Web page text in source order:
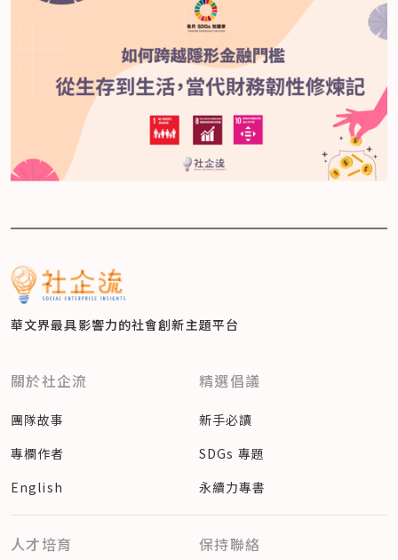
華文界最具影響力的社會創新主題平台
關於社企流
團隊故事
專欄作者
English
精選倡議
新手必讀
SDGs 專題
永續力專書
人才培育 保持聯絡